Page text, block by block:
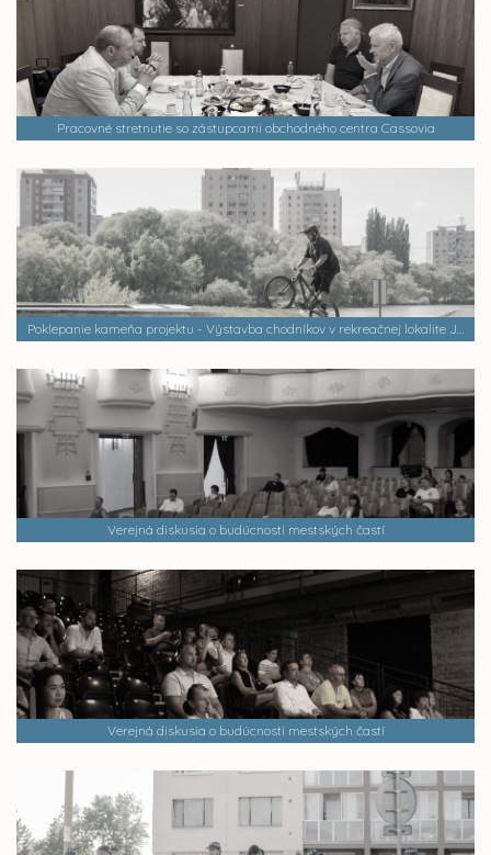
Pracovné stretnutie so zástupcami obchodného centra Cassovia
Poklepanie kameňa projektu - Výstavba chodníkov v rekreačnej lokalite Jazero
Verejná diskusia o budúcnosti mestských častí
Verejná diskusia o budúcnosti mestských častí